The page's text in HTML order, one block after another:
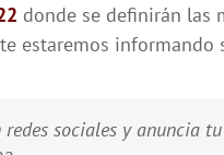
donde se definirán las
estaremos
redes sociales y anuncia